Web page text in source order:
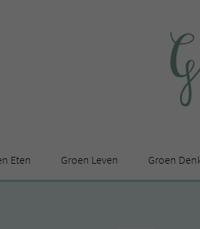
Eten Groen Leven Groen